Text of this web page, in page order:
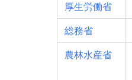
厚生労働省
総務省
農林水産省